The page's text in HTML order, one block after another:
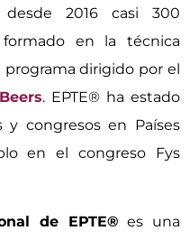
desde 2016 casi 300
en la técnica
programa dirigido por el
. EPTE® ha estado
y congresos en Países
en el congreso Fys
de EPTE® es una